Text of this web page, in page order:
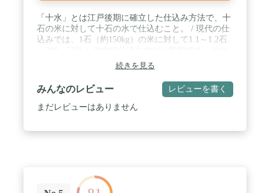
「十水」とは江戸後期に確立した仕込み方法で、十
石の米に対して十石の水で仕込むこと。 / 現代の仕
込みでは、1石（約150kg）の米に対して1.1～1.2石
に対して十水は、1石（約150kg）に対して1石
（180L）の比率で仕込みます。 / ふつうより1～2割
少ない水で仕込むため、同じ量の米を使っても、で
きあがる酒の量が少ない贅沢な造りのお酒。
続きを見る
みんなのレビュー レビューを書く
まだレビューはありません